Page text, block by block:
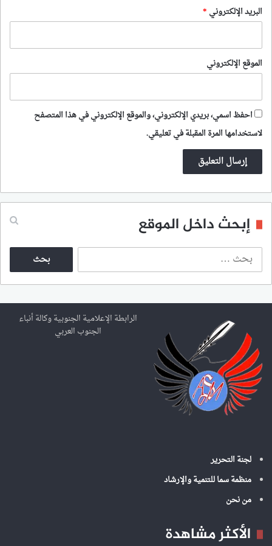
البريد الإلكتروني *
الموقع الإلكتروني
احفظ اسمي، بريدي الإلكتروني، والموقع الإلكتروني في هذا المتصفح
لاستخدامها المرة المقبلة في تعليقي.
إبحث داخل الموقع
ث
ع
ن
الرابطة الإعلامية الجنوبية وكالة أنباء
الجنوب العربي
لجنة التحرير
منظمة سما للتنمية والإرشاد
من نحن
الأكثر مشاهدة